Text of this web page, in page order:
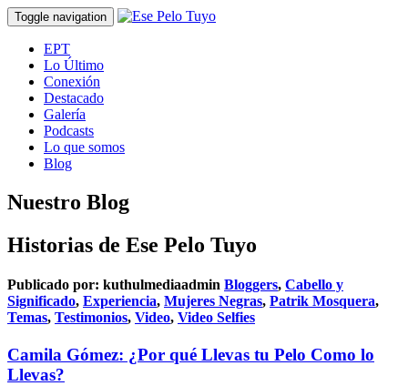
Toggle navigation
EPT
Lo Último
Conexión
Destacado
Galería
Podcasts
Lo que somos
Blog
Nuestro Blog
Historias de Ese Pelo Tuyo
Publicado por: kuthulmediaadmin Bloggers, Cabello y
Significado, Experiencia, Mujeres Negras, Patrik Mosquera,
Temas, Testimonios, Video, Video Selfies
Camila Gómez: ¿Por qué Llevas tu Pelo Como lo
Llevas?